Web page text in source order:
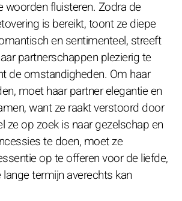
woorden fluisteren. Zodra de
is bereikt, toont ze diepe
en sentimenteel, streeft
partnerschappen plezierig te
de omstandigheden. Om haar
moet haar partner elegantie en
want ze raakt verstoord door
ze op zoek is naar gezelschap en
te doen, moet ze
op te offeren voor de liefde,
termijn averechts kan